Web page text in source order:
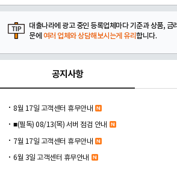
대출나라에 광고 중인 등록업체마다 기준과 상품, 금
문에 여러 업체와 상담해보시는게 유리합니다.
공지사항
8월 17일 고객센터 휴무안내
■(필독) 08/13(목) 서버 점검 안내
7월 17일 고객센터 휴무안내
6월 3일 고객센터 휴무안내